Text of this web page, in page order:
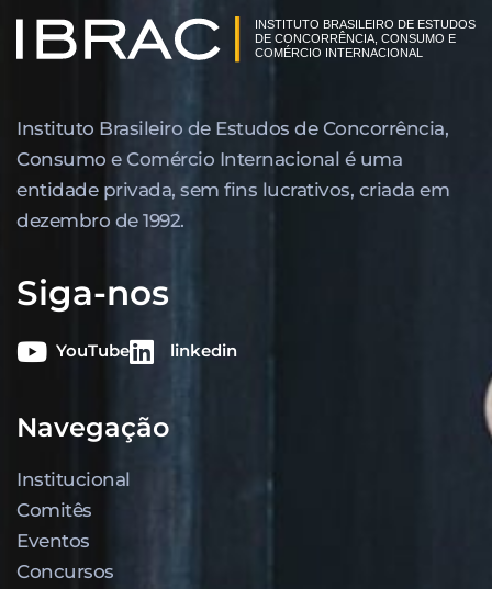
Instituto Brasileiro de Estudos de Concor­rência,
Consumo e Comércio Internacional é uma
entidade privada, sem fins lucrativos, criada em
dezembro de 1992.
Siga-nos
YouTube linkedin
Navegação
Institucional
Comitês
Eventos
Concursos